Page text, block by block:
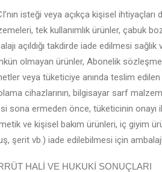
isteği veya açıkça kişisel
tek kullanımlık ürünler, çabuk
açıldığı takdirde iade edilmesi
olmayan ürünler, Abonelik
veya tüketiciye anında teslim edilen
cihazlarının, bilgisayar sarf
sona ermeden önce, tüketicinin onayı
ve kişisel bakım ürünleri, iç giyim
şerit vb.) iade edilebilmesi için
HALİ VE HUKUKİ SONUÇLARI